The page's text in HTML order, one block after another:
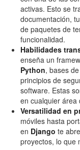
activas. Esto se
documentación,
de paquetes de
funcionalidad.
Habilidades
enseña un
Python, bases
principios de
software. Estas
en cualquier área
Versatilidad en
móviles hasta
en Django te
proyectos, lo que